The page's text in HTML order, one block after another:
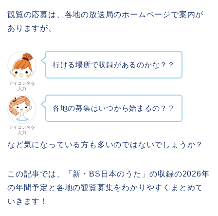
観覧の応募は、各地の放送局のホームページで案内が
ありますが、
アイコン名を
入力
行ける場所で収録があるのかな？？
アイコン名を
入力
各地の募集はいつから始まるの？？
など気になっている方も多いのではないでしょうか？
この記事では、「新・BS日本のうた」の収録の2026年
の年間予定と各地の観覧募集をわかりやすくまとめて
いきます！